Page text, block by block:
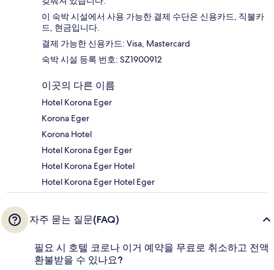
이 숙박 시설에서 사용 가능한 결제 수단은 신용카드, 직불카
드, 현금입니다.
결제 가능한 신용카드: Visa, Mastercard
숙박 시설 등록 번호: SZ1900912
이곳의 다른 이름
Hotel Korona Eger
Korona Eger
Korona Hotel
Hotel Korona Eger Eger
Hotel Korona Eger Hotel
Hotel Korona Eger Hotel Eger
자주 묻는 질문(FAQ)
필요 시 호텔 코로나 이거 예약을 무료로 취소하고 전액
환불받을 수 있나요?